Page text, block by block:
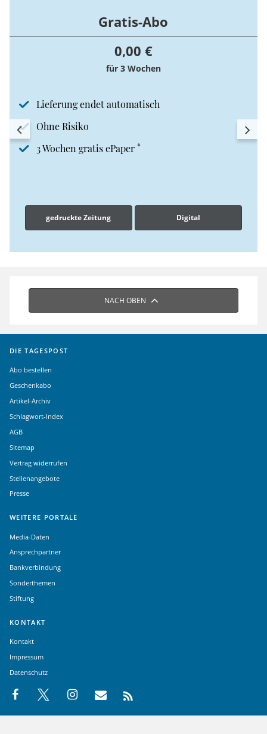
Gratis-Abo
0,00 €
für 3 Wochen
Lieferung endet automatisch
Ohne Risiko
3 Wochen gratis ePaper *
gedruckte Zeitung Digital
NACH OBEN
DIE TAGESPOST
Abo bestellen
Geschenkabo
Artikel-Archiv
Schlagwort-Index
AGB
Sitemap
Vertrag widerrufen
Stellenangebote
Presse
WEITERE PORTALE
Media-Daten
Ansprechpartner
Bankverbindung
Sonderthemen
Stiftung
KONTAKT
Kontakt
Impressum
Datenschutz